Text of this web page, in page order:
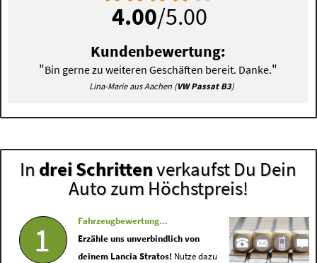
4.00/5.00
Kundenbewertung:
"Bin gerne zu weiteren Geschäften bereit. Danke."
Lina-Marie aus Aachen (VW Passat B3)
In drei Schrittenverkaufst Du Dein
Auto zum Höchstpreis!
1
Fahrzeugbewertung...
Erzähle uns unverbindlich von
deinem Lancia Stratos! Nutze dazu